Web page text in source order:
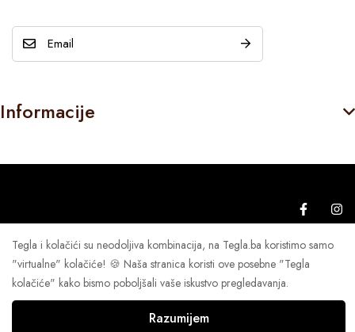
m
Informacije
© Tegla 2026
Tegla i kolačići su neodoljiva kombinacija, na Tegla.ba koristimo samo
"virtualne" kolačiće! 🍪 Naša stranica koristi ove posebne "Tegla
kolačiće" kako bismo poboljšali vaše iskustvo pregledavanja.
Razumijem